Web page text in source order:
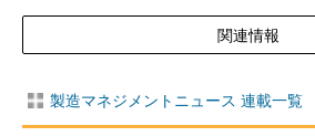
関連情報
製造マネジメントニュース 連載一覧